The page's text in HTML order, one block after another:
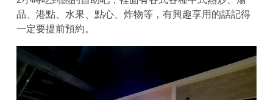
品、港點、水果、點心、炸物等，有興趣享用的話記得
一定要提前預約。